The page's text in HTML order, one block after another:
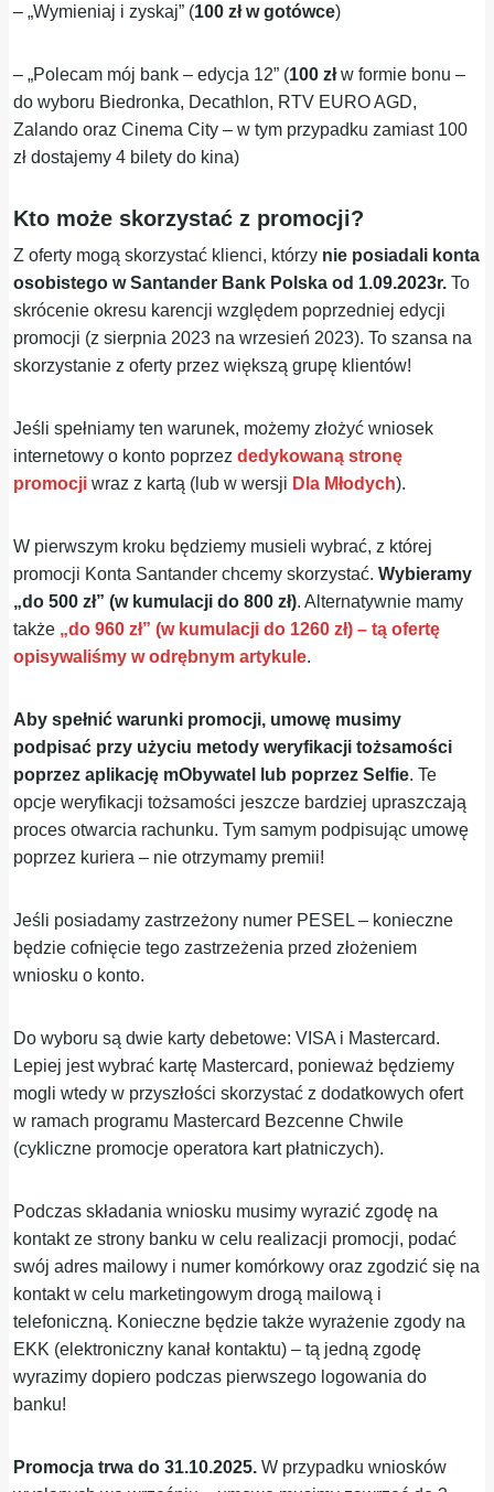
– „Wymieniaj i zyskaj” (100 zł w gotówce)
– „Polecam mój bank – edycja 12” (100 złw formie bonu –
do wyboru Biedronka, Decathlon, RTV EURO AGD,
Zalando oraz Cinema City – w tym przypadku zamiast 100
zł dostajemy 4 bilety do kina)
Kto może skorzystać z promocji?
Z oferty mogą skorzystać klienci, którzy nie posiadali konta
osobistego w Santander Bank Polska od 1.09.2023r.To
skrócenie okresu karencji względem poprzedniej edycji
promocji (z sierpnia 2023 na wrzesień 2023). To szansa na
skorzystanie z oferty przez większą grupę klientów!
Jeśli spełniamy ten warunek, możemy złożyć wniosek
internetowy o konto poprzezdedykowaną stronę
promocji wraz z kartą (lub w wersji Dla Młodych).
W pierwszym kroku będziemy musieli wybrać, z której
promocji Konta Santander chcemy skorzystać.Wybieramy
„do 500 zł” (w kumulacji do 800 zł). Alternatywnie mamy
także „do 960 zł” (w kumulacji do 1260 zł) – tą ofertę
opisywaliśmy w odrębnym artykule.
Aby spełnić warunki promocji, umowę musimy
podpisać przy użyciu metody weryfikacji tożsamości
poprzez aplikację mObywatel lub poprzez Selfie. Te
opcje weryfikacji tożsamości jeszcze bardziej upraszczają
proces otwarcia rachunku. Tym samym podpisując umowę
poprzez kuriera – nie otrzymamy premii!
Jeśli posiadamy zastrzeżony numer PESEL – konieczne
będzie cofnięcie tego zastrzeżenia przed złożeniem
wniosku o konto.
Do wyboru są dwie karty debetowe: VISA i Mastercard.
Lepiej jest wybrać kartę Mastercard, ponieważ będziemy
mogli wtedy w przyszłości skorzystać z dodatkowych ofert
w ramach programu Mastercard Bezcenne Chwile
(cykliczne promocje operatora kart płatniczych).
Podczas składania wniosku musimy wyrazić zgodę na
kontakt ze strony banku w celu realizacji promocji, podać
swój adres mailowy i numer komórkowy oraz zgodzić się na
kontakt w celu marketingowym drogą mailową i
telefoniczną. Konieczne będzie także wyrażenie zgody na
EKK (elektroniczny kanał kontaktu) – tą jedną zgodę
wyrazimy dopiero podczas pierwszego logowania do
banku!
Promocja trwa do 31.10.2025. W przypadku wniosków